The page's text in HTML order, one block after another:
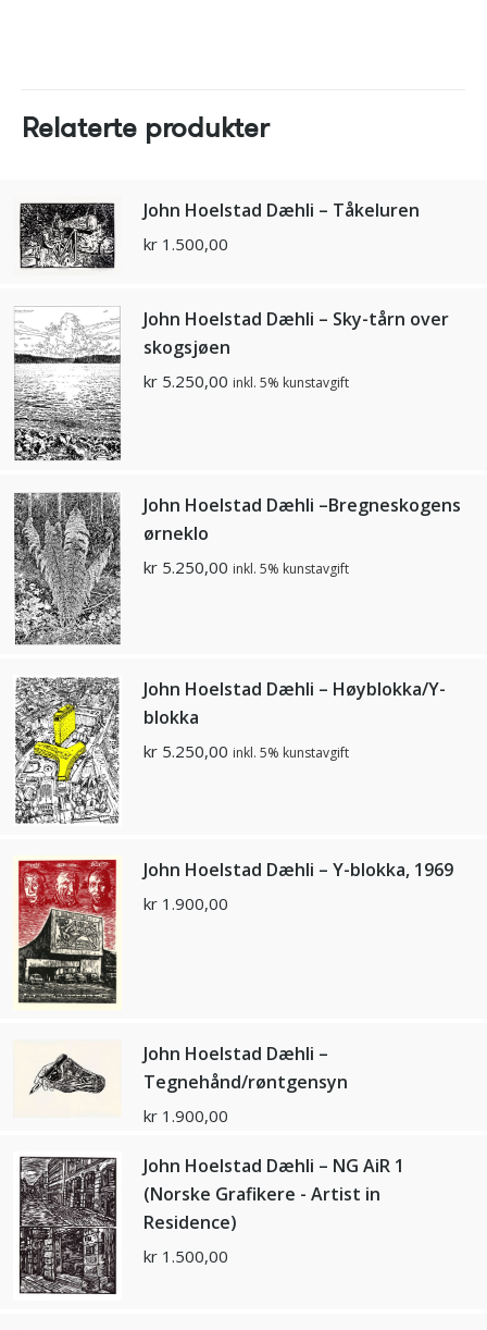
Relaterte produkter
John Hoelstad Dæhli – Tåkeluren
kr 1.500,00
John Hoelstad Dæhli – Sky-tårn over
skogsjøen
kr 5.250,00 inkl. 5% kunstavgift
John Hoelstad Dæhli –Bregneskogens
ørneklo
kr 5.250,00 inkl. 5% kunstavgift
John Hoelstad Dæhli – Høyblokka/Y-
blokka
kr 5.250,00 inkl. 5% kunstavgift
John Hoelstad Dæhli – Y-blokka, 1969
kr 1.900,00
John Hoelstad Dæhli –
Tegnehånd/røntgensyn
kr 1.900,00
John Hoelstad Dæhli – NG AiR 1
(Norske Grafikere - Artist in
Residence)
kr 1.500,00